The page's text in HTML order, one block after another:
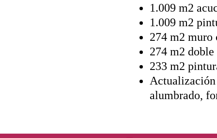
1.009 m2
1.009 m2
274 m2
274 m2
233 m2
alumbrado,